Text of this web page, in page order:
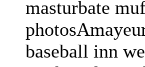
masturbate
baseball inn